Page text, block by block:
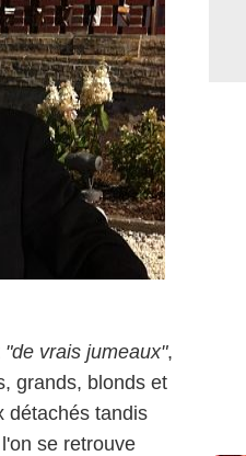
"de vrais jumeaux",
grands, blonds et
détachés tandis
se retrouve